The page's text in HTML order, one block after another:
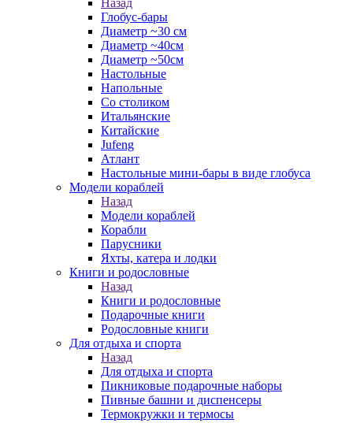
Назад
Глобус-бары
Диаметр ~30 см
Диаметр ~40см
Диаметр ~50см
Настольные
Напольные
Со столиком
Итальянские
Китайские
Jufeng
Атлант
Настольные мини-бары в виде глобуса
Модели кораблей
Назад
Модели кораблей
Корабли
Парусники
Яхты, катера и лодки
Книги и родословные
Назад
Книги и родословные
Подарочные книги
Родословные книги
Для отдыха и спорта
Назад
Для отдыха и спорта
Пикниковые подарочные наборы
Пивные башни и диспенсеры
Термокружки и термосы